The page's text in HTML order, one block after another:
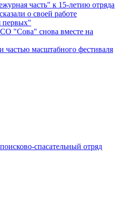
часть" к 15-летию отряда
о своей работе
первых"
"Сова" снова вместе на
частью масштабного фестиваля
спасательный отряд